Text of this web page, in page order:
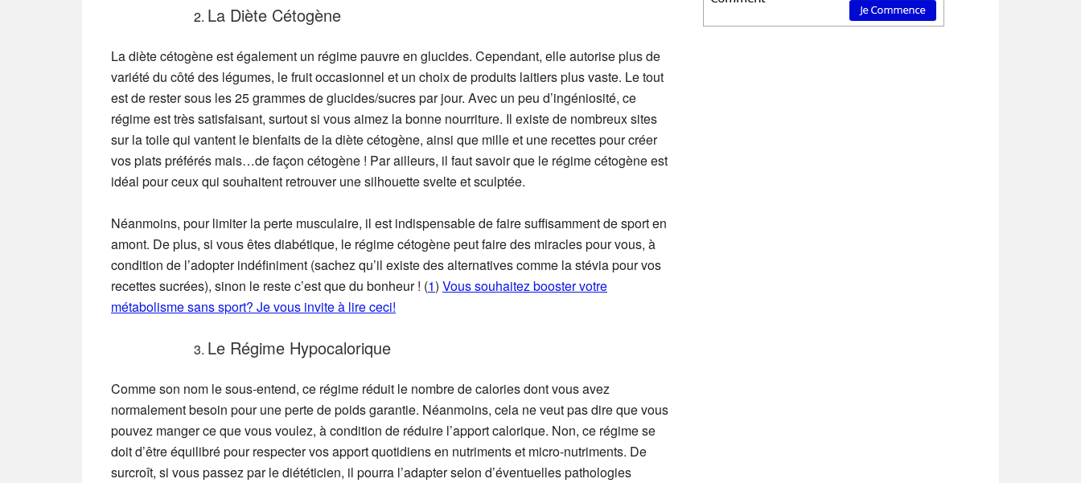
La Diète Cétogène
La diète cétogène est également un régime pauvre en glucides. Cependant, elle autorise plus de
variété du côté des légumes, le fruit occasionnel et un choix de produits laitiers plus vaste. Le tout
est de rester sous les 25 grammes de glucides/sucres par jour. Avec un peu d’ingéniosité, ce
régime est très satisfaisant, surtout si vous aimez la bonne nourriture. Il existe de nombreux sites
sur la toile qui vantent le bienfaits de la diète cétogène, ainsi que mille et une recettes pour créer
vos plats préférés mais…de façon cétogène ! Par ailleurs, il faut savoir que le régime cétogène est
idéal pour ceux qui souhaitent retrouver une silhouette svelte et sculptée.
Néanmoins, pour limiter la perte musculaire, il est indispensable de faire suffisamment de sport en
amont. De plus, si vous êtes diabétique, le régime cétogène peut faire des miracles pour vous, à
condition de l’adopter indéfiniment (sachez qu’il existe des alternatives comme la stévia pour vos
recettes sucrées), sinon le reste c’est que du bonheur ! (1) Vous souhaitez booster votre
métabolisme sans sport? Je vous invite à lire ceci!
Le Régime Hypocalorique
Comme son nom le sous-entend, ce régime réduit le nombre de calories dont vous avez
normalement besoin pour une perte de poids garantie. Néanmoins, cela ne veut pas dire que vous
pouvez manger ce que vous voulez, à condition de réduire l’apport calorique. Non, ce régime se
doit d’être équilibré pour respecter vos apport quotidiens en nutriments et micro-nutriments. De
surcroît, si vous passez par le diététicien, il pourra l’adapter selon d’éventuelles pathologies